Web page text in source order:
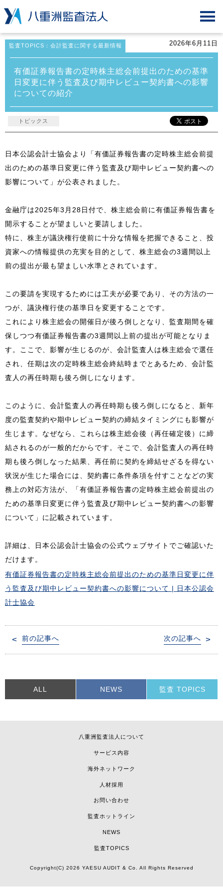
監査TOPICS：会計監査に関する最新情報 2026年6月11日
有価証券報告書の定時株主総会前提出のための基準
日変更に伴う監査及び期中レビュー契約書への影響
についての紹介
トピックス
日本公認会計士協会より「有価証券報告書の定時株主総会前提
出のための基準日変更に伴う監査及び期中レビュー契約書への
影響について」が公表されました。
金融庁は2025年3月28日付で、株主総会前に有価証券報告書を
開示することが望ましいと要請しました。
特に、株主が議決権行使前に十分な情報を把握できること、投
資家への情報提供の充実を目的として、株主総会の3週間以上
前の提出が最も望ましい水準とされています。
この要請を実現するためには工夫が必要であり、その方法の一
つが、議決権行使の基準日を変更することです。
これにより株主総会の開催日が後ろ倒しとなり、監査期間を確
保しつつ有価証券報告書の3週間以上前の提出が可能となりま
す。ここで、影響が生じるのが、会計監査人は株主総会で選任
され、任期は次の定時株主総会終結時までとあるため、会計監
査人の再任時期も後ろ倒しになります。
このように、会計監査人の再任時期も後ろ倒しになると、新年
度の監査契約や期中レビュー契約の締結タイミングにも影響が
生じます。なぜなら、これらは株主総会後（再任確定後）に締
結されるのが一般的だからです。そこで、会計監査人の再任時
期も後ろ倒しなった結果、再任前に契約を締結せざるを得ない
状況が生じた場合には、契約書に条件条項を付すことなどの実
務上の対応方法が、「有価証券報告書の定時株主総会前提出の
ための基準日変更に伴う監査及び期中レビュー契約書への影響
について」に記載されています。
詳細は、日本公認会計士協会の公式ウェブサイトでご確認いた
だけます。
有価証券報告書の定時株主総会前提出のための基準日変更に伴
う監査及び期中レビュー契約書への影響について | 日本公認会
計士協会
投
ゲ
シ
前の記事へ 次の記事へ
ALL NEWS 監査 TOPICS
八重洲監査法人について
サービス内容
海外ネットワーク
人材採用
お問い合わせ
監査ホットライン
NEWS
監査TOPICS
Copyright(C) 2026 YAESU AUDIT & Co. All Rights Reserved